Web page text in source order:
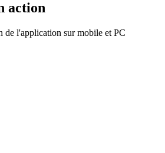
action
de l'application sur mobile et PC